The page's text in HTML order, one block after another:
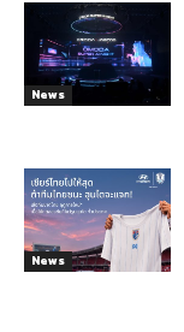
News
News